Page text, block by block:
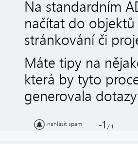
Na standardním
načítat do
stránkování či
Máte tipy na
která by tyto
generovala
nahlásit spam -1 / 1